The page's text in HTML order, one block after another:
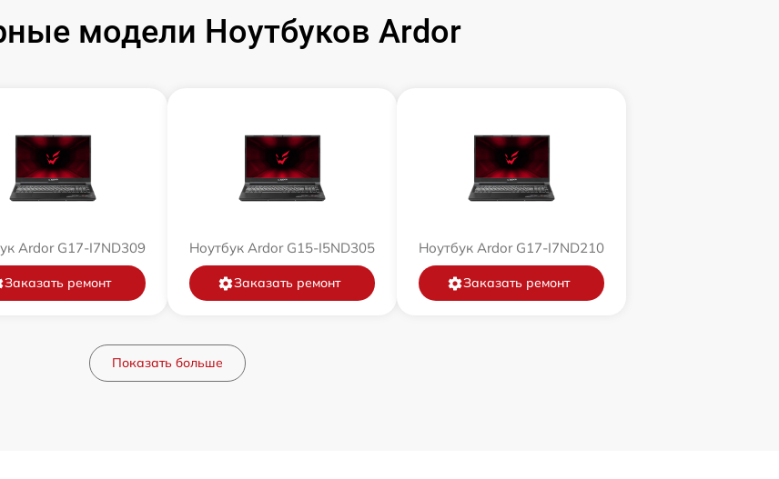
модели Ноутбуков Ardor
Ardor G17-I7ND309
Заказать ремонт
Ноутбук Ardor G15-I5ND305
Заказать ремонт
Ноутбук Ardor G17-I7ND210
Заказать ремонт
Показать больше